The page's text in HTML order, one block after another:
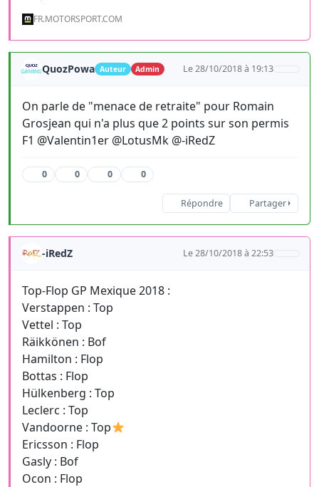
FR.MOTORSPORT.COM
QuozPowa Auteur Admin Le 28/10/2018 à 19:13
On parle de "menace de retraite" pour Romain
Grosjean qui n'a plus que 2 points sur son permis
F1 @Valentin1er @LotusMk @-iRedZ
0 0 0 0
Répondre Partager
-iRedZ Le 28/10/2018 à 22:53
Top-Flop GP Mexique 2018 :
Verstappen : Top
Vettel : Top
Räikkönen : Bof
Hamilton : Flop
Bottas : Flop
Hülkenberg : Top
Leclerc : Top
Vandoorne : Top
Ericsson : Flop
Gasly : Bof
Ocon : Flop